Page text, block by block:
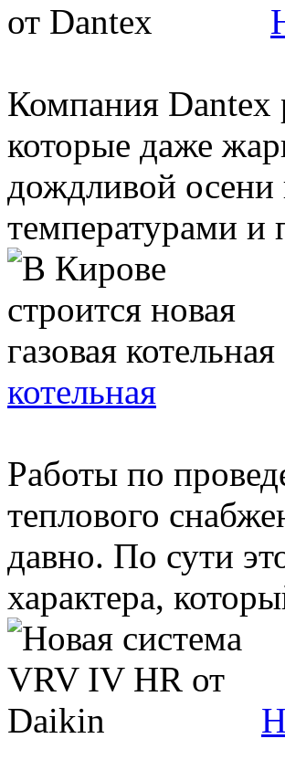
Компания Dantex
которые даже
дождливой
температурами
котельная
Работы по
теплового
давно. По сути
характера,